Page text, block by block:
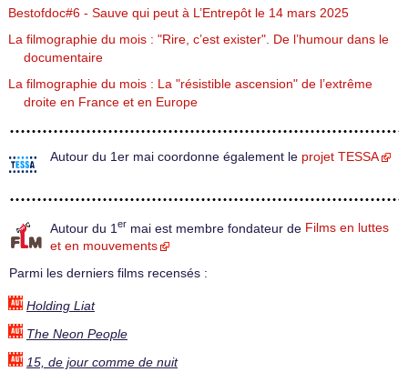
Bestofdoc#6 - Sauve qui peut à L’Entrepôt le 14 mars 2025
La filmographie du mois : "Rire, c’est exister". De l’humour dans le
documentaire
La filmographie du mois : La "résistible ascension" de l’extrême
droite en France et en Europe
Autour du 1er mai coordonne également le projet TESSA
Autour du 1 er mai est membre fondateur de Films en luttes
et en mouvements
Parmi les derniers films recensés :
Holding Liat
The Neon People
15, de jour comme de nuit